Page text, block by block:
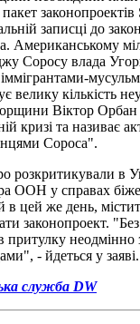
записці до
Американському
Соросу влада
велику кількість
Віктор
кризі та називає
Сороса".
розкритикували в
ООН у справах
в цей же день,
законопроект.
притулку неодмінно
- йдеться у заяві.
служба DW